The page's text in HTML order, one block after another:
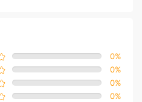
0%
0%
0%
0%